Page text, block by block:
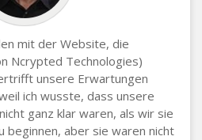
mit der Website, die
Ncrypted Technologies)
unsere Erwartungen
ich wusste, dass unsere
ganz klar waren, als wir sie
beginnen, aber sie waren nicht